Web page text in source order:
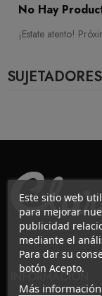
No Hay
¡Estate atento!
INFORMACIÓN
Este sitio web
para mejorar
publicidad
mediante el
Para dar su
botón Acepto.
Más información